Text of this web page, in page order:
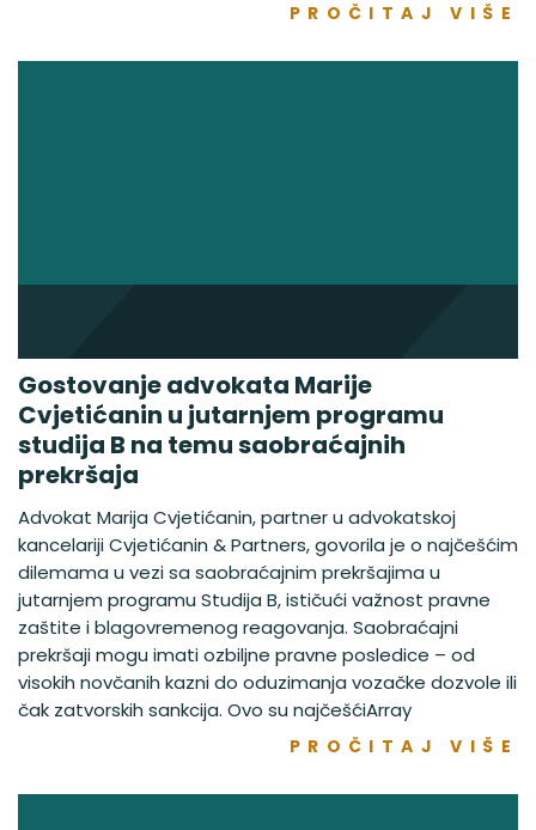
PROČITAJ VIŠE
Gostovanje advokata Marije
Cvjetićanin u jutarnjem programu
studija B na temu saobraćajnih
prekršaja
Advokat Marija Cvjetićanin, partner u advokatskoj
kancelariji Cvjetićanin & Partners, govorila je o najčešćim
dilemama u vezi sa saobraćajnim prekršajima u
jutarnjem programu Studija B, ističući važnost pravne
zaštite i blagovremenog reagovanja. Saobraćajni
prekršaji mogu imati ozbiljne pravne posledice – od
visokih novčanih kazni do oduzimanja vozačke dozvole ili
čak zatvorskih sankcija. Ovo su najčešćiArray
PROČITAJ VIŠE